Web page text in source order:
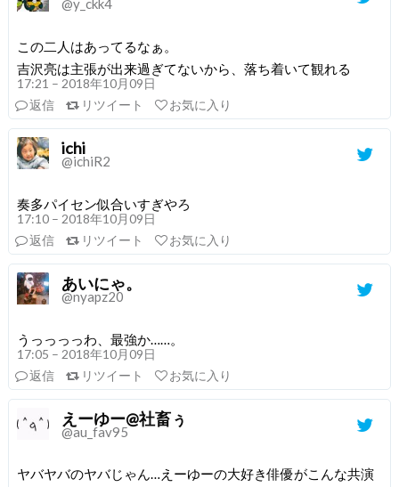
@y_ckk4
この二人はあってるなぁ。
吉沢亮は主張が出来過ぎてないから、落ち着いて観れる
17:21 – 2018年10月09日
返信
リツイート お気に入り
ichi
@ichiR2
奏多パイセン似合いすぎやろ
17:10 – 2018年10月09日
返信
リツイート お気に入り
あいにゃ。
@nyapz20
うっっっっわ、最強か……。
17:05 – 2018年10月09日
返信
リツイート お気に入り
えーゆー@社畜ぅ
@au_fav95
ヤバヤバのヤバじゃん…えーゆーの大好き俳優がこんな共演